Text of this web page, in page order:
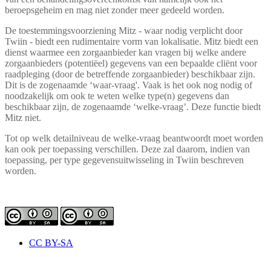
beroepsgeheim en mag niet zonder meer gedeeld worden.
De toestemmingsvoorziening Mitz - waar nodig verplicht door
Twiin - biedt een rudimentaire vorm van lokalisatie. Mitz biedt een
dienst waarmee een zorgaanbieder kan vragen bij welke andere
zorgaanbieders (potentiëel) gegevens van een bepaalde cliënt voor
raadpleging (door de betreffende zorgaanbieder) beschikbaar zijn.
Dit is de zogenaamde ‘waar-vraag'. Vaak is het ook nog nodig of
noodzakelijk om ook te weten welke type(n) gegevens dan
beschikbaar zijn, de zogenaamde ‘welke-vraag’. Deze functie biedt
Mitz niet.
Tot op welk detailniveau de welke-vraag beantwoordt moet worden
kan ook per toepassing verschillen. Deze zal daarom, indien van
toepassing, per type gegevensuitwisseling in Twiin beschreven
worden.
CC BY-SA